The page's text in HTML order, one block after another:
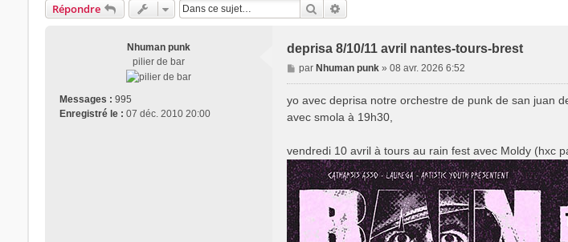
Répondre Rechercher
Nhuman punk
pilier de bar
Messages : 995
Enregistré le : 07 déc. 2010 20:00
deprisa 8/10/11 avril nantes-tours-brest
M
e
a
e
parNhuman punk »08 avr. 2026 6:52
yo avec deprisa notre orchestre de punk de san juan
avec smola à 19h30,
vendredi 10 avril à tours au rain fest avec Moldy (hxc